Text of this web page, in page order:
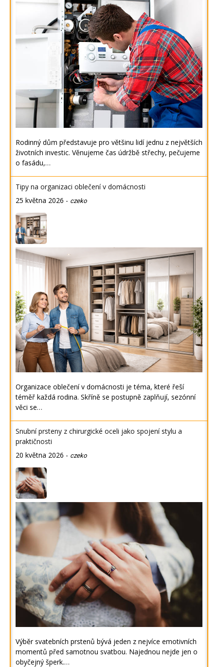
Rodinný dům představuje pro většinu lidí jednu z největších
životních investic. Věnujeme čas údržbě střechy, pečujeme
o fasádu,…
Tipy na organizaci oblečení v domácnosti
25 května 2026 - czeko
Organizace oblečení v domácnosti je téma, které řeší
téměř každá rodina. Skříně se postupně zaplňují, sezónní
věci se…
Snubní prsteny z chirurgické oceli jako spojení stylu a
praktičnosti
20 května 2026 - czeko
Výběr svatebních prstenů bývá jeden z nejvíce emotivních
momentů před samotnou svatbou. Najednou nejde jen o
obyčejný šperk.…